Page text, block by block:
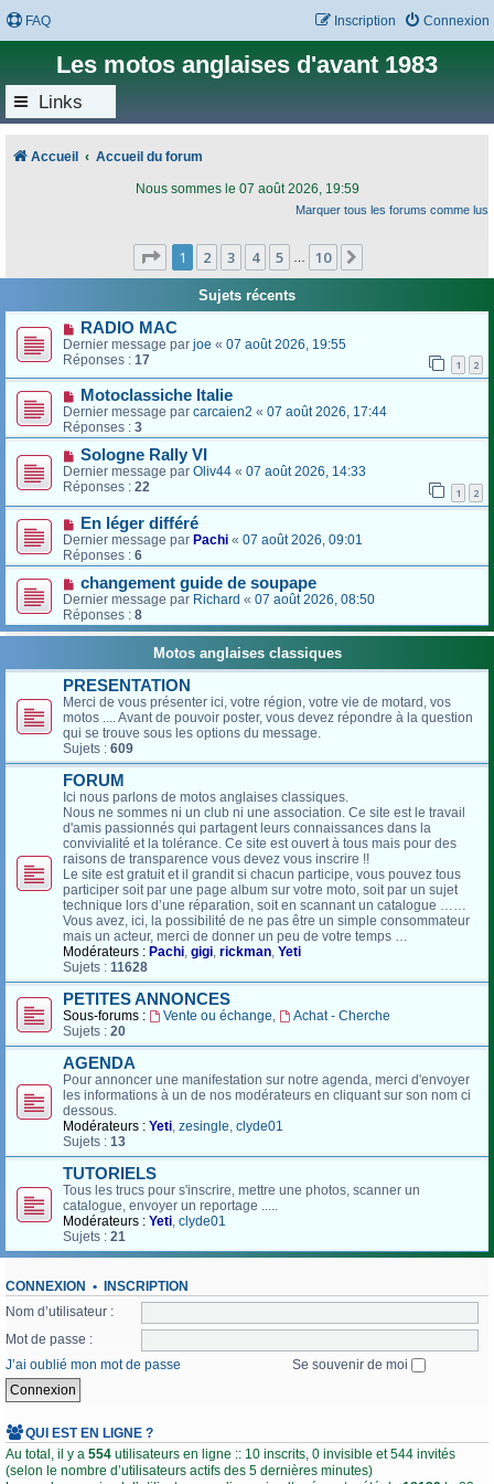
FAQ Connexion
Inscription
Les motos anglaises d'avant 1983
Links
Accueil Accueil du forum
Nous sommes le 07 août 2026, 19:59
Marquer tous les forums comme lus
Page 1sur
1 2 3 4 5 10
Sujets récents
RADIO MAC
Dernier message par joe « 07 août 2026, 19:55
Réponses : 17 1 2
Motoclassiche Italie
Dernier message par carcaien2 « 07 août 2026, 17:44
Réponses : 3
Sologne Rally VI
Dernier message par Oliv44 « 07 août 2026, 14:33
Réponses : 22 1 2
En léger différé
Dernier message par Pachi « 07 août 2026, 09:01
Réponses : 6
changement guide de soupape
Dernier message par Richard « 07 août 2026, 08:50
Réponses : 8
Motos anglaises classiques
PRESENTATION
Merci de vous présenter ici, votre région, votre vie de motard, vos
motos .... Avant de pouvoir poster, vous devez répondre à la question
qui se trouve sous les options du message.
Sujets : 609
FORUM
Ici nous parlons de motos anglaises classiques.
Nous ne sommes ni un club ni une association. Ce site est le travail
d'amis passionnés qui partagent leurs connaissances dans la
convivialité et la tolérance. Ce site est ouvert à tous mais pour des
raisons de transparence vous devez vous inscrire !!
Le site est gratuit et il grandit si chacun participe, vous pouvez tous
participer soit par une page album sur votre moto, soit par un sujet
technique lors d’une réparation, soit en scannant un catalogue ……
Vous avez, ici, la possibilité de ne pas être un simple consommateur
mais un acteur, merci de donner un peu de votre temps …
Modérateurs : Pachi, gigi, rickman, Yeti
Sujets : 11628
PETITES ANNONCES
Sous-forums : Vente ou échange,
Achat - Cherche
Sujets : 20
AGENDA
Pour annoncer une manifestation sur notre agenda, merci d'envoyer
les informations à un de nos modérateurs en cliquant sur son nom ci
dessous.
Modérateurs : Yeti, zesingle, clyde01
Sujets : 13
TUTORIELS
Tous les trucs pour s'inscrire, mettre une photos, scanner un
catalogue, envoyer un reportage .....
Modérateurs : Yeti, clyde01
Sujets : 21
CONNEXION • INSCRIPTION
Nom d’utilisateur :
Mot de passe :
J’ai oublié mon mot de passe
Se souvenir de moi
QUI EST EN LIGNE ?
Au total, il y a 554 utilisateurs en ligne :: 10 inscrits, 0 invisible et 544 invités
(selon le nombre d’utilisateurs actifs des 5 dernières minutes)